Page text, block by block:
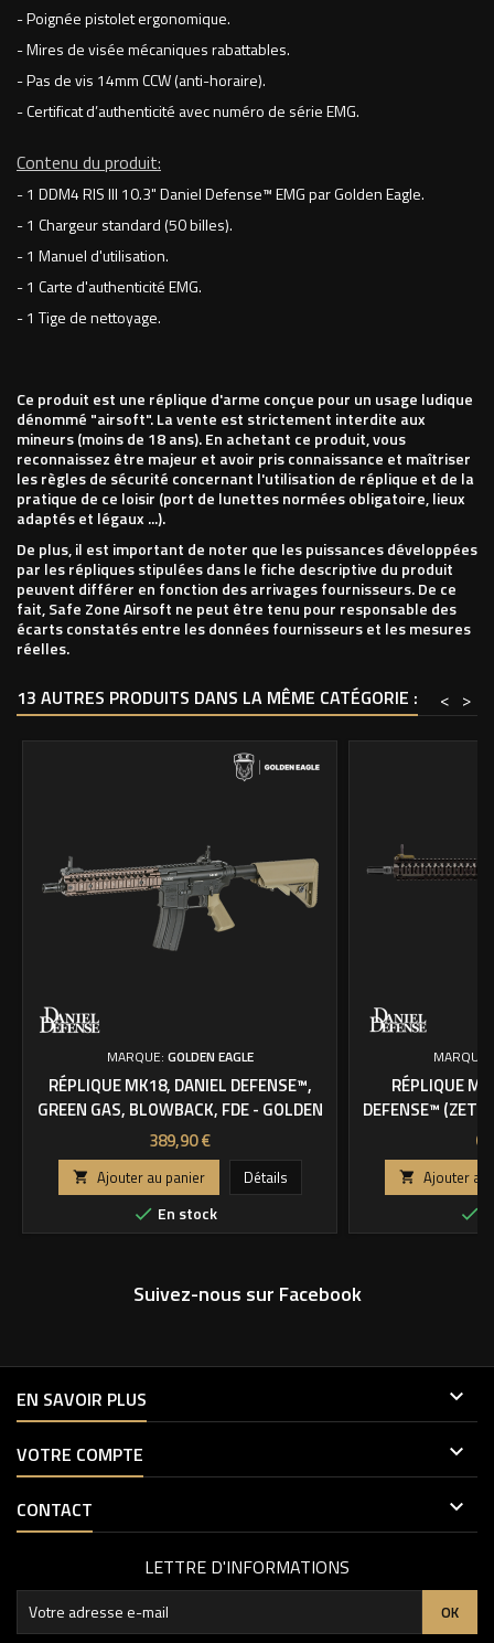
- Poignée pistolet ergonomique.
- Mires de visée mécaniques rabattables.
- Pas de vis 14mm CCW (anti-horaire).
- Certificat d’authenticité avec numéro de série EMG.
Contenu du produit:
- 1 DDM4 RIS III 10.3" Daniel Defense™ EMG par Golden Eagle.
- 1 Chargeur standard (50 billes).
- 1 Manuel d'utilisation.
- 1 Carte d'authenticité EMG.
- 1 Tige de nettoyage.
Ce produit est une réplique d'arme conçue pour un usage ludique
dénommé "airsoft". La vente est strictement interdite aux
mineurs (moins de 18 ans). En achetant ce produit, vous
reconnaissez être majeur et avoir pris connaissance et maîtriser
les règles de sécurité concernant l'utilisation de réplique et de la
pratique de ce loisir (port de lunettes normées obligatoire, lieux
adaptés et légaux ...).
De plus, il est important de noter que les puissances développées
par les répliques stipulées dans le fiche descriptive du produit
peuvent différer en fonction des arrivages fournisseurs. De ce
fait, Safe Zone Airsoft ne peut être tenu pour responsable des
écarts constatés entre les données fournisseurs et les mesures
réelles.
13 AUTRES PRODUITS DANS LA MÊME CATÉGORIE : >
<
MARQUE: GOLDEN EAGLE
RÉPLIQUE MK18, DANIEL DEFENSE™,
GREEN GAS, BLOWBACK, FDE - GOLDEN
EAGLE
Prix
389,90 €
 Ajouter au panier
Détails
 En stock
MARQUE:
RÉPLIQUE
DEFENSE™ (ZET
 Ajouter au

Suivez-nous sur Facebook
EN SAVOIR PLUS 
VOTRE COMPTE 
CONTACT 
LETTRE D'INFORMATIONS